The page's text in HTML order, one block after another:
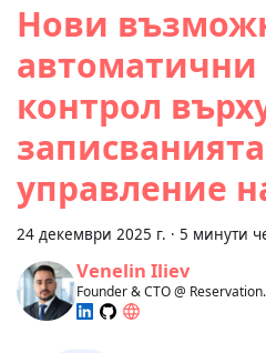
Нови
автоматични
контрол
управление
24 декември 2025 г. · 5 минути
Venelin Iliev
Founder & CTO @